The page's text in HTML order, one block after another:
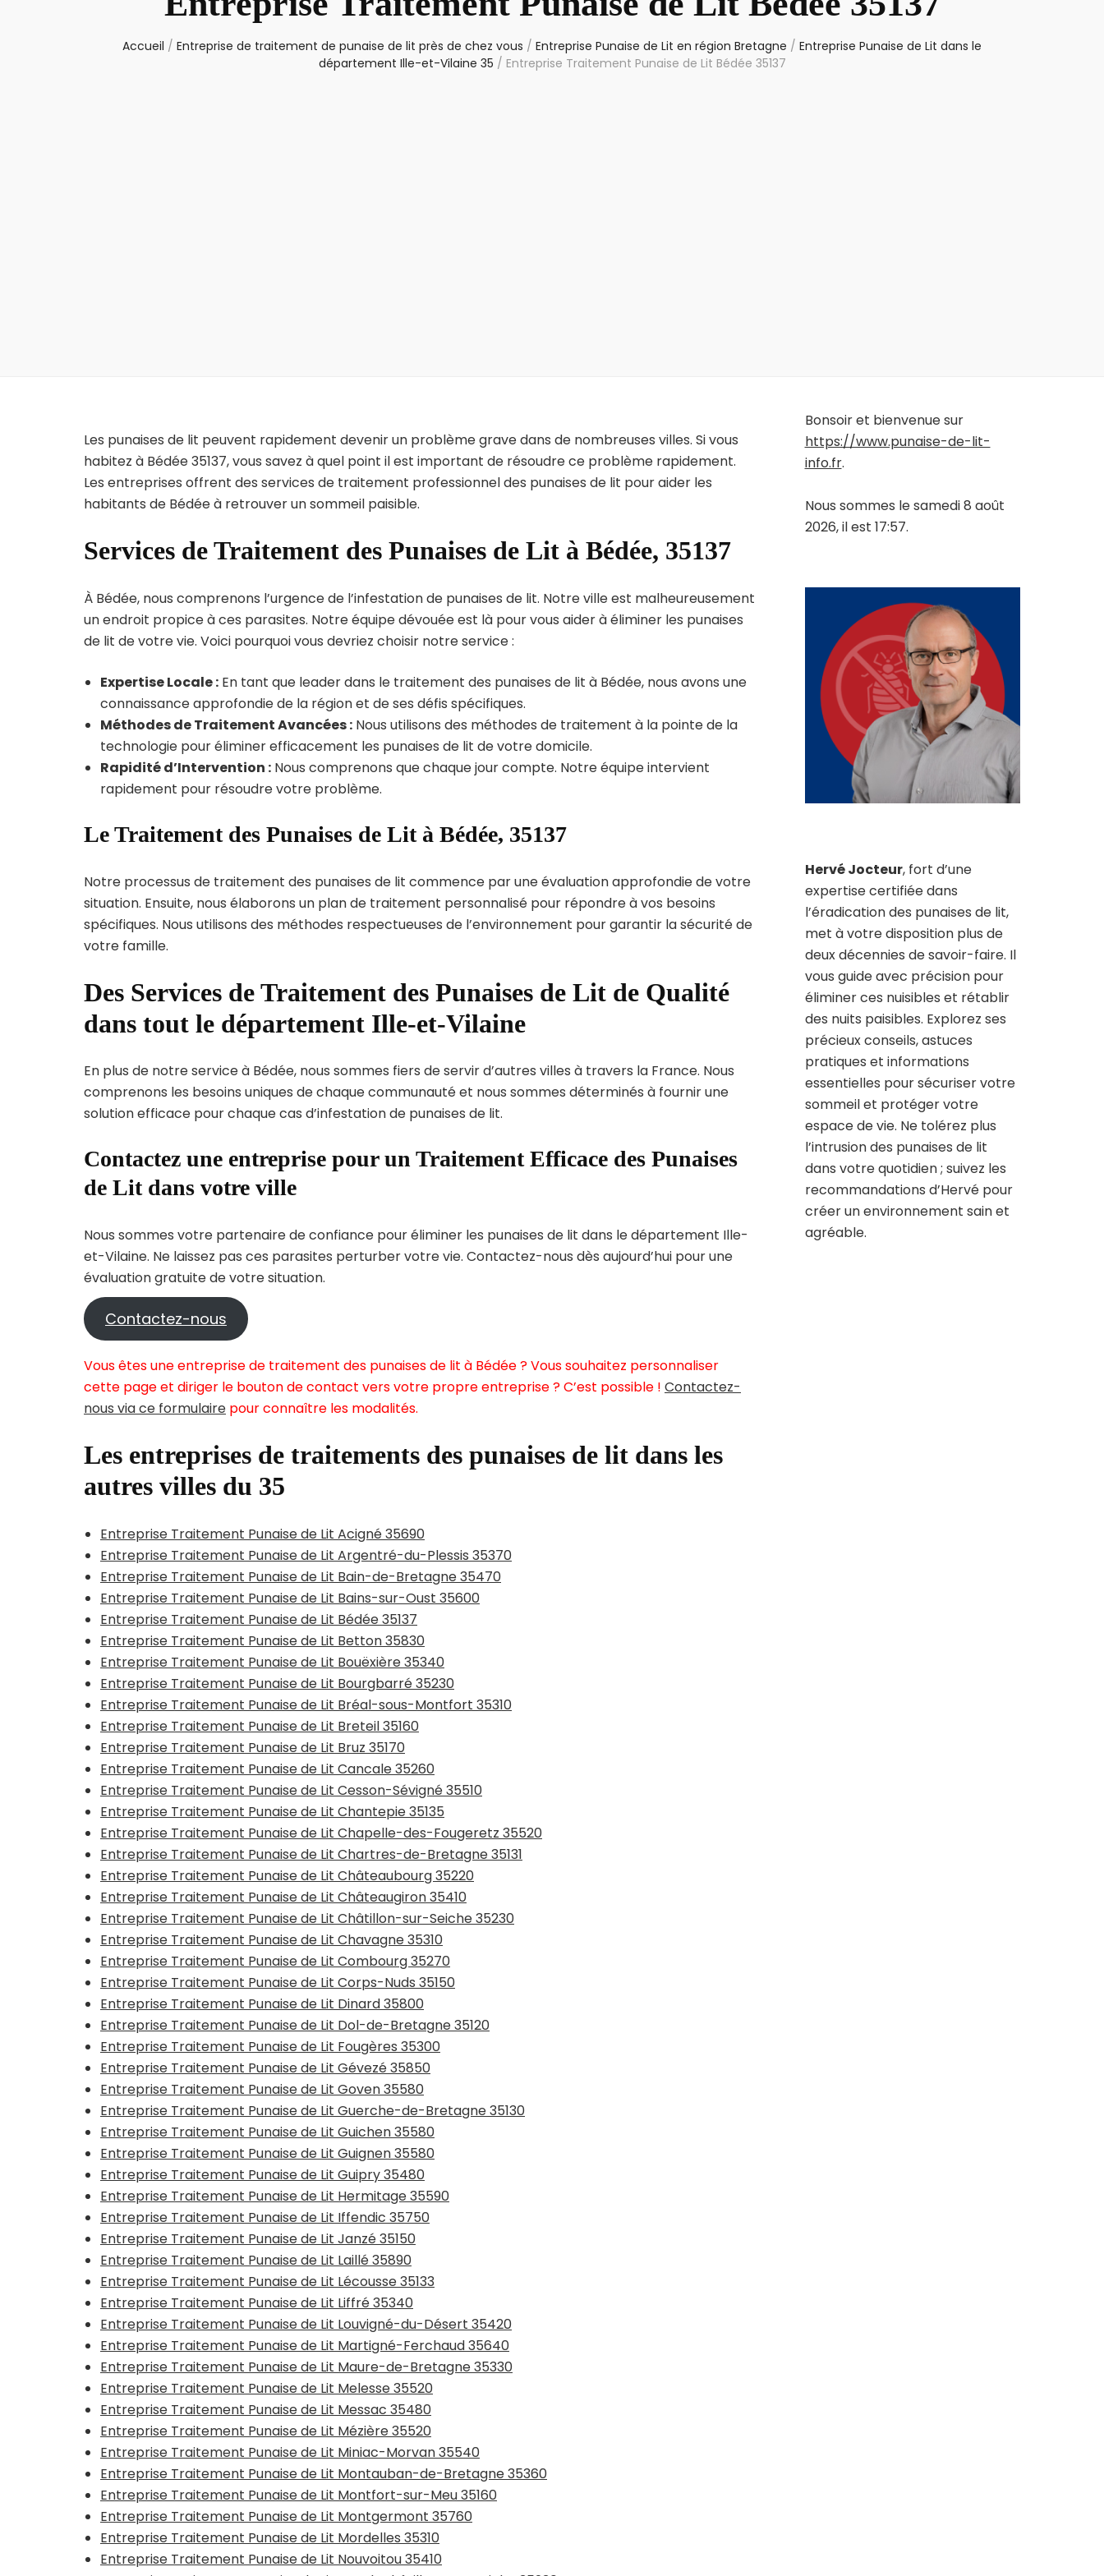
Accueil / Entreprise de traitement de punaise de lit près de chez vous / Entreprise Punaise de Lit en région Bretagne / Entreprise Punaise de Lit dans le
département Ille-et-Vilaine 35 / Entreprise Traitement Punaise de Lit Bédée 35137
Les punaises de lit peuvent rapidement devenir un problème grave dans de nombreuses villes. Si vous
habitez à Bédée 35137, vous savez à quel point il est important de résoudre ce problème rapidement.
Les entreprises offrent des services de traitement professionnel des punaises de lit pour aider les
habitants de Bédée à retrouver un sommeil paisible.
Services de Traitement des Punaises de Lit à Bédée, 35137
À Bédée, nous comprenons l’urgence de l’infestation de punaises de lit. Notre ville est malheureusement
un endroit propice à ces parasites. Notre équipe dévouée est là pour vous aider à éliminer les punaises
de lit de votre vie. Voici pourquoi vous devriez choisir notre service :
Expertise Locale : En tant que leader dans le traitement des punaises de lit à Bédée, nous avons une
connaissance approfondie de la région et de ses défis spécifiques.
Méthodes de Traitement Avancées : Nous utilisons des méthodes de traitement à la pointe de la
technologie pour éliminer efficacement les punaises de lit de votre domicile.
Rapidité d’Intervention : Nous comprenons que chaque jour compte. Notre équipe intervient
rapidement pour résoudre votre problème.
Le Traitement des Punaises de Lit à Bédée, 35137
Notre processus de traitement des punaises de lit commence par une évaluation approfondie de votre
situation. Ensuite, nous élaborons un plan de traitement personnalisé pour répondre à vos besoins
spécifiques. Nous utilisons des méthodes respectueuses de l’environnement pour garantir la sécurité de
votre famille.
Des Services de Traitement des Punaises de Lit de Qualité
dans tout le département Ille-et-Vilaine
En plus de notre service à Bédée, nous sommes fiers de servir d’autres villes à travers la France. Nous
comprenons les besoins uniques de chaque communauté et nous sommes déterminés à fournir une
solution efficace pour chaque cas d’infestation de punaises de lit.
Contactez une entreprise pour un Traitement Efficace des Punaises
de Lit dans votre ville
Nous sommes votre partenaire de confiance pour éliminer les punaises de lit dans le département Ille-
et-Vilaine. Ne laissez pas ces parasites perturber votre vie. Contactez-nous dès aujourd’hui pour une
évaluation gratuite de votre situation.
Contactez-nous
Vous êtes une entreprise de traitement des punaises de lit à Bédée ? Vous souhaitez personnaliser
cette page et diriger le bouton de contact vers votre propre entreprise ? C’est possible ! Contactez-
nous via ce formulaire pour connaître les modalités.
Les entreprises de traitements des punaises de lit dans les
autres villes du 35
Entreprise Traitement Punaise de Lit Acigné 35690
Entreprise Traitement Punaise de Lit Argentré-du-Plessis 35370
Entreprise Traitement Punaise de Lit Bain-de-Bretagne 35470
Entreprise Traitement Punaise de Lit Bains-sur-Oust 35600
Entreprise Traitement Punaise de Lit Bédée 35137
Entreprise Traitement Punaise de Lit Betton 35830
Entreprise Traitement Punaise de Lit Bouëxière 35340
Entreprise Traitement Punaise de Lit Bourgbarré 35230
Entreprise Traitement Punaise de Lit Bréal-sous-Montfort 35310
Entreprise Traitement Punaise de Lit Breteil 35160
Entreprise Traitement Punaise de Lit Bruz 35170
Entreprise Traitement Punaise de Lit Cancale 35260
Entreprise Traitement Punaise de Lit Cesson-Sévigné 35510
Entreprise Traitement Punaise de Lit Chantepie 35135
Entreprise Traitement Punaise de Lit Chapelle-des-Fougeretz 35520
Entreprise Traitement Punaise de Lit Chartres-de-Bretagne 35131
Entreprise Traitement Punaise de Lit Châteaubourg 35220
Entreprise Traitement Punaise de Lit Châteaugiron 35410
Entreprise Traitement Punaise de Lit Châtillon-sur-Seiche 35230
Entreprise Traitement Punaise de Lit Chavagne 35310
Entreprise Traitement Punaise de Lit Combourg 35270
Entreprise Traitement Punaise de Lit Corps-Nuds 35150
Entreprise Traitement Punaise de Lit Dinard 35800
Entreprise Traitement Punaise de Lit Dol-de-Bretagne 35120
Entreprise Traitement Punaise de Lit Fougères 35300
Entreprise Traitement Punaise de Lit Gévezé 35850
Entreprise Traitement Punaise de Lit Goven 35580
Entreprise Traitement Punaise de Lit Guerche-de-Bretagne 35130
Entreprise Traitement Punaise de Lit Guichen 35580
Entreprise Traitement Punaise de Lit Guignen 35580
Entreprise Traitement Punaise de Lit Guipry 35480
Entreprise Traitement Punaise de Lit Hermitage 35590
Entreprise Traitement Punaise de Lit Iffendic 35750
Entreprise Traitement Punaise de Lit Janzé 35150
Entreprise Traitement Punaise de Lit Laillé 35890
Entreprise Traitement Punaise de Lit Lécousse 35133
Entreprise Traitement Punaise de Lit Liffré 35340
Entreprise Traitement Punaise de Lit Louvigné-du-Désert 35420
Entreprise Traitement Punaise de Lit Martigné-Ferchaud 35640
Entreprise Traitement Punaise de Lit Maure-de-Bretagne 35330
Entreprise Traitement Punaise de Lit Melesse 35520
Entreprise Traitement Punaise de Lit Messac 35480
Entreprise Traitement Punaise de Lit Mézière 35520
Entreprise Traitement Punaise de Lit Miniac-Morvan 35540
Entreprise Traitement Punaise de Lit Montauban-de-Bretagne 35360
Entreprise Traitement Punaise de Lit Montfort-sur-Meu 35160
Entreprise Traitement Punaise de Lit Montgermont 35760
Entreprise Traitement Punaise de Lit Mordelles 35310
Entreprise Traitement Punaise de Lit Nouvoitou 35410
Bonsoir et bienvenue sur
https://www.punaise-de-lit-
info.fr.
Nous sommes le samedi 8 août
2026, il est 17:57.
Hervé Jocteur, fort d’une
expertise certifiée dans
l’éradication des punaises de lit,
met à votre disposition plus de
deux décennies de savoir-faire. Il
vous guide avec précision pour
éliminer ces nuisibles et rétablir
des nuits paisibles. Explorez ses
précieux conseils, astuces
pratiques et informations
essentielles pour sécuriser votre
sommeil et protéger votre
espace de vie. Ne tolérez plus
l’intrusion des punaises de lit
dans votre quotidien ; suivez les
recommandations d’Hervé pour
créer un environnement sain et
agréable.